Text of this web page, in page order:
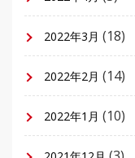
2022年3月 (18)
2022年2月 (14)
2022年1月 (10)